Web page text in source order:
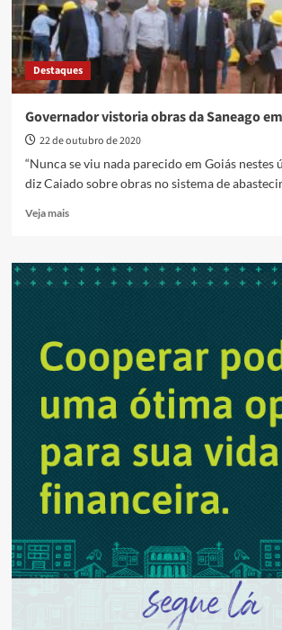
Destaques
Governador vistoria obras da Saneago
22 de outubro de 2020
“Nunca se viu nada parecido em Goiás nestes
diz Caiado sobre obras no sistema de
Veja maisRead
Governador
vistoria
em
Anápolis